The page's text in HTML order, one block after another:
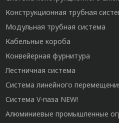
Конструкционная трубная
Модульная трубная система
Кабельные короба
Конвейерная фурнитура
Лестничная система
Система линейного
Система V-паза NEW!
Алюминиевые промышленные